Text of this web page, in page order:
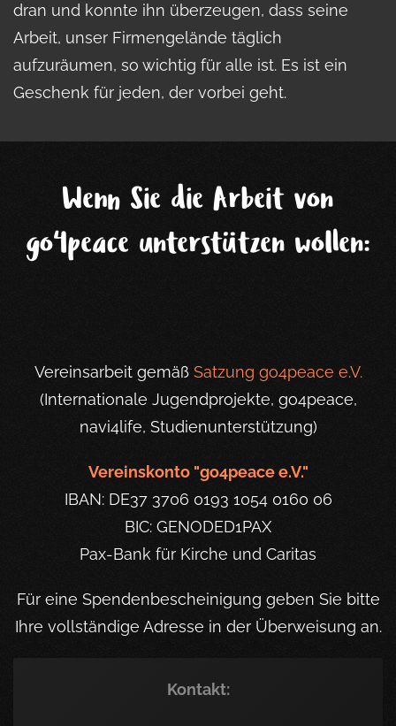
dran und konnte ihn überzeugen, dass seine
Arbeit, unser Firmengelände täglich
aufzuräumen, so wichtig für alle ist. Es ist ein
Geschenk für jeden, der vorbei geht.
Wenn Sie die Arbeit von
go4peace unterstützen wollen:
Vereinsarbeit gemäß Satzung go4peace e.V.
(Internationale Jugendprojekte, go4peace,
navi4life, Studienunterstützung)
Vereinskonto "go4peace e.V."
IBAN: DE37 3706 0193 1054 0160 06
BIC: GENODED1PAX
Pax-Bank für Kirche und Caritas
Für eine Spendenbescheinigung geben Sie bitte
Ihre vollständige Adresse in der Überweisung an.
Kontakt: